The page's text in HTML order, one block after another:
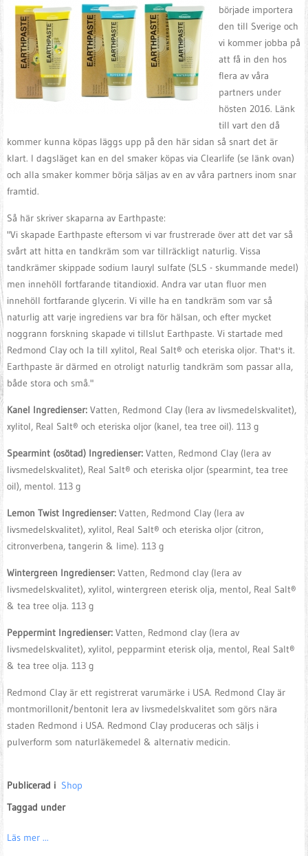
började importera
den till Sverige och
vi kommer jobba på
att få in den hos
flera av våra
partners under
hösten 2016. Länk
till vart den då
kommer kunna köpas läggs upp på den här sidan så snart det är
klart. I dagsläget kan en del smaker köpas via Clearlife (se länk ovan)
och alla smaker kommer börja säljas av en av våra partners inom snar
framtid.
Så här skriver skaparna av Earthpaste:
"Vi skapade Earthpaste eftersom vi var frustrerade över att det var så
svårt att hitta en tandkräm som var tillräckligt naturlig. Vissa
tandkrämer skippade sodium lauryl sulfate (SLS - skummande medel)
men innehöll fortfarande titandioxid. Andra var utan fluor men
innehöll fortfarande glycerin. Vi ville ha en tandkräm som var så
naturlig att varje ingrediens var bra för hälsan, och efter mycket
noggrann forskning skapade vi tillslut Earthpaste. Vi startade med
Redmond Clay och la till xylitol, Real Salt® och eteriska oljor. That's it.
Earthpaste är därmed en otroligt naturlig tandkräm som passar alla,
både stora och små."
Kanel Ingredienser: Vatten, Redmond Clay (lera av livsmedelskvalitet),
xylitol, Real Salt® och eteriska oljor (kanel, tea tree oil). 113 g
Spearmint (osötad) Ingredienser: Vatten, Redmond Clay (lera av
livsmedelskvalitet), Real Salt® och eteriska oljor (spearmint, tea tree
oil), mentol. 113 g
Lemon Twist Ingredienser: Vatten, Redmond Clay (lera av
livsmedelskvalitet), xylitol, Real Salt® och eteriska oljor (citron,
citronverbena, tangerin & lime). 113 g
Wintergreen Ingredienser: Vatten, Redmond clay (lera av
livsmedelskvalitet), xylitol, wintergreen eterisk olja, mentol, Real Salt®
& tea tree olja. 113 g
Peppermint Ingredienser: Vatten, Redmond clay (lera av
livsmedelskvalitet), xylitol, pepparmint eterisk olja, mentol, Real Salt®
& tea tree olja. 113 g
Redmond Clay är ett registrerat varumärke i USA. Redmond Clay är
montmorillonit/bentonit lera av livsmedelskvalitet som görs nära
staden Redmond i USA. Redmond Clay produceras och säljs i
pulverform som naturläkemedel & alternativ medicin.
Publicerad i Shop
Taggad under
Läs mer ...